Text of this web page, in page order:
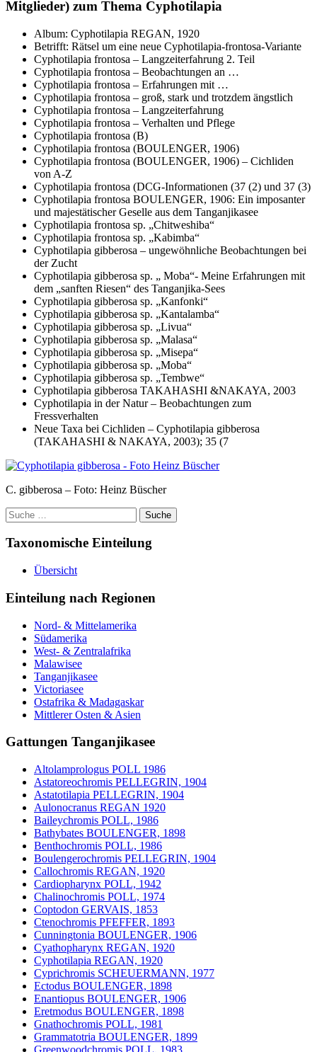
Mitglieder) zum Thema Cyphotilapia
Album: Cyphotilapia REGAN, 1920
Betrifft: Rätsel um eine neue Cyphotilapia-frontosa-Variante
Cyphotilapia frontosa – Langzeiterfahrung 2. Teil
Cyphotilapia frontosa – Beobachtungen an …
Cyphotilapia frontosa – Erfahrungen mit …
Cyphotilapia frontosa – groß, stark und trotzdem ängstlich
Cyphotilapia frontosa – Langzeiterfahrung
Cyphotilapia frontosa – Verhalten und Pflege
Cyphotilapia frontosa (B)
Cyphotilapia frontosa (BOULENGER, 1906)
Cyphotilapia frontosa (BOULENGER, 1906) – Cichliden
von A-Z
Cyphotilapia frontosa (DCG-Informationen (37 (2) und 37 (3)
Cyphotilapia frontosa BOULENGER, 1906: Ein imposanter
und majestätischer Geselle aus dem Tanganjikasee
Cyphotilapia frontosa sp. „Chitweshiba“
Cyphotilapia frontosa sp. „Kabimba“
Cyphotilapia gibberosa – ungewöhnliche Beobachtungen bei
der Zucht
Cyphotilapia gibberosa sp. „ Moba“- Meine Erfahrungen mit
dem „sanften Riesen“ des Tanganjika-Sees
Cyphotilapia gibberosa sp. „Kanfonki“
Cyphotilapia gibberosa sp. „Kantalamba“
Cyphotilapia gibberosa sp. „Livua“
Cyphotilapia gibberosa sp. „Malasa“
Cyphotilapia gibberosa sp. „Misepa“
Cyphotilapia gibberosa sp. „Moba“
Cyphotilapia gibberosa sp. „Tembwe“
Cyphotilapia gibberosa TAKAHASHI &NAKAYA, 2003
Cyphotilapia in der Natur – Beobachtungen zum
Fressverhalten
Neue Taxa bei Cichliden – Cyphotilapia gibberosa
(TAKAHASHI & NAKAYA, 2003); 35 (7
C. gibberosa – Foto: Heinz Büscher
Suche
nach:
Taxonomische Einteilung
Übersicht
Einteilung nach Regionen
Nord- & Mittelamerika
Südamerika
West- & Zentralafrika
Malawisee
Tanganjikasee
Victoriasee
Ostafrika & Madagaskar
Mittlerer Osten & Asien
Gattungen Tanganjikasee
Altolamprologus POLL 1986
Astatoreochromis PELLEGRIN, 1904
Astatotilapia PELLEGRIN, 1904
Aulonocranus REGAN 1920
Baileychromis POLL, 1986
Bathybates BOULENGER, 1898
Benthochromis POLL, 1986
Boulengerochromis PELLEGRIN, 1904
Callochromis REGAN, 1920
Cardiopharynx POLL, 1942
Chalinochromis POLL, 1974
Coptodon GERVAIS, 1853
Ctenochromis PFEFFER, 1893
Cunningtonia BOULENGER, 1906
Cyathopharynx REGAN, 1920
Cyphotilapia REGAN, 1920
Cyprichromis SCHEUERMANN, 1977
Ectodus BOULENGER, 1898
Enantiopus BOULENGER, 1906
Eretmodus BOULENGER, 1898
Gnathochromis POLL, 1981
Grammatotria BOULENGER, 1899
Greenwoodchromis POLL, 1983